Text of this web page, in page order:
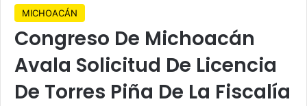
MICHOACÁN
Congreso De Michoacán
Avala Solicitud De Licencia
De Torres Piña De La Fiscalía